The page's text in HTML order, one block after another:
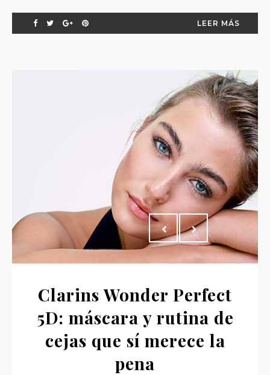
LEER MÁS
Clarins Wonder Perfect
5D: máscara y rutina de
cejas que sí merece la
pena